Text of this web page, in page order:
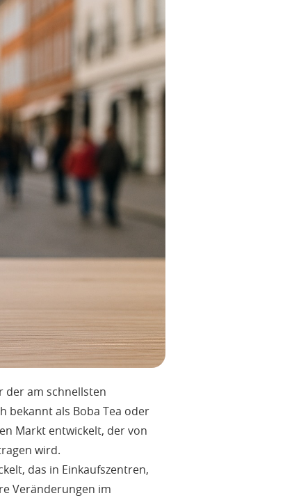
der am schnellsten
bekannt als Boba Tea oder
Markt entwickelt, der von
wird.
das in Einkaufszentren,
Veränderungen im